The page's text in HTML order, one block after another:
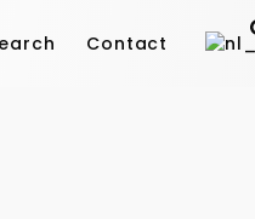
Contact